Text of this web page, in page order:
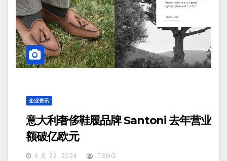
企业资讯
意大利奢侈鞋履品牌 Santoni 去年营业
额破亿欧元
6 月 22, 2024 TENG